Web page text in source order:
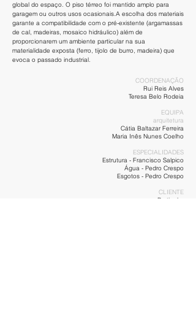
global do espaço. O piso térreo foi mantido amplo para
garagem ou outros usos ocasionais.A escolha dos materiais
garante a compatibilidade com o pré-existente (argamassas
de cal, madeiras, mosaico hidráulico) além de
proporcionarem um ambiente particular na sua
materialidade exposta (ferro, tijolo de burro, madeira) que
evoca o passado industrial.
COORDENAÇÃO
Rui Reis Alves
Teresa Belo Rodeia
EQUIPA
arquitetura
Cátia Baltazar Ferreira
Maria Inês Nunes Coelho
ESPECIALIDADES
Estrutura - Francisco Salpico
Água - Pedro Crespo
Esgotos - Pedro Crespo
CLIENTE
Particular